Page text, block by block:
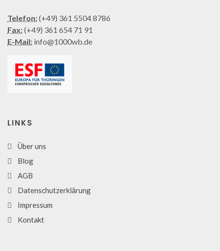
Telefon:(+49) 361 5504 8786
Fax:(+49) 361 654 71 91
E-Mail: info@1000wb.de
LINKS
Über uns
Blog
AGB
Datenschutzerklärung
Impressum
Kontakt